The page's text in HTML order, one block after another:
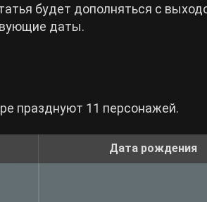
будет дополняться с
даты.
празднуют 11 персонажей.
Дата рождения